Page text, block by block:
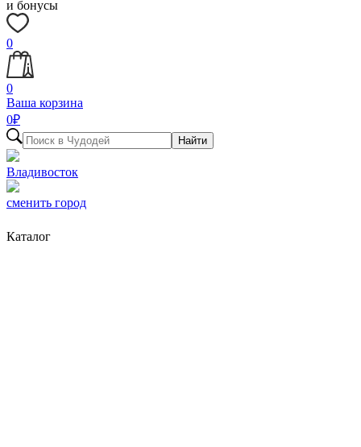
и бонусы
0
0
Ваша корзина
0₽
Найти
Владивосток
сменить город
Каталог